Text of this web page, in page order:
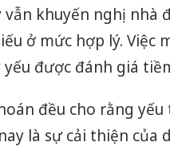
khuyến nghị nhà
ở mức hợp lý. Việc
được đánh giá
đều cho rằng
là sự cải thiện của